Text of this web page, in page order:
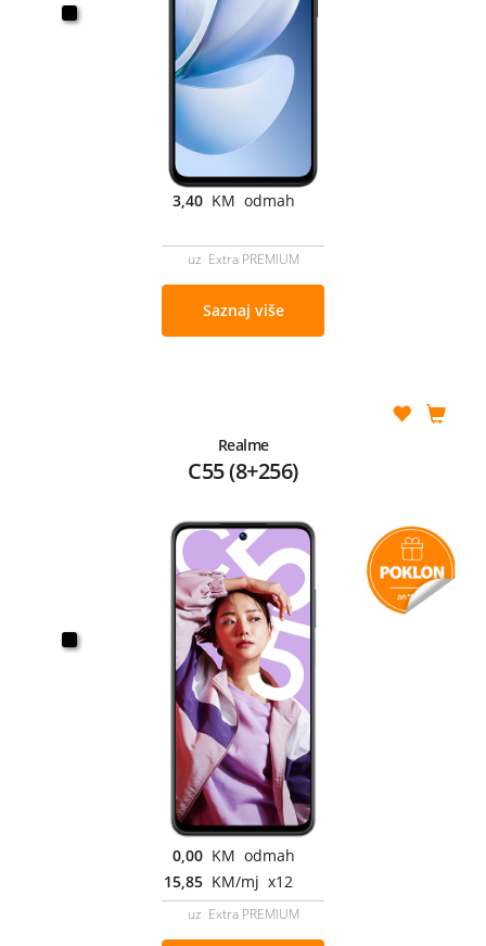
3,40 KM odmah
uz Extra PREMIUM
Saznaj više
Realme
C55 (8+256)
0,00 KM odmah
15,85 KM/mj x12
uz Extra PREMIUM